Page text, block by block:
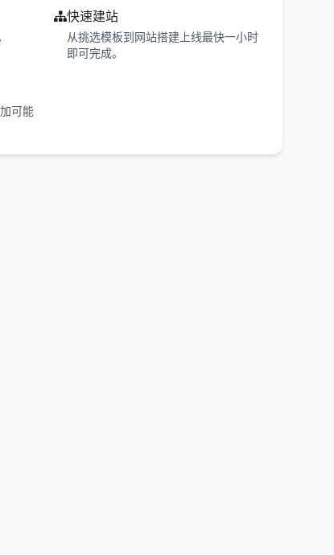
快速建站
从挑选模板到网站搭建上线最快一小时
即可完成。
可能